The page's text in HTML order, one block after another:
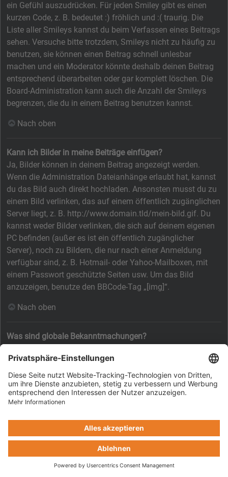
ein Gefühl auszudrücken. Für jeden Smiley gibt es einen
kurzen Code, z. B. bedeutet :) fröhlich und :( traurig. Die
Liste aller Smileys kannst du beim Verfassen eines Beitrags
sehen. Versuche bitte trotzdem, Smileys nicht zu häufig zu
benutzen, sie können einen Beitrag schnell unlesbar
machen und ein Moderator könnte deshalb deinen Beitrag
entsprechend überarbeiten oder gar komplett löschen. Die
Board-Administration kann auch die Anzahl der Smileys
begrenzen, die du in einem Beitrag benutzen kannst.
Nach oben
Kann ich Bilder in meine Beiträge einfügen?
Ja, Bilder können in deinem Beitrag angezeigt werden.
Wenn die Administration Dateianhänge erlaubt hat, kannst
du das Bild auch direkt hochladen. Ansonsten musst du zu
einem Bild verlinken, das auf einem öffentlich zugänglichen
Server liegt, z. B. http://www.domain.tld/mein-bild.gif. Du
kannst weder Bilder verlinken, die sich auf deinem eigenen
PC befinden (außer es ist ein öffentlich zugänglicher
Server), noch zu Bildern, die nur nach einer Anmeldung
verfügbar sind, z. B. Hotmail- oder Yahoo-Mailboxen, mit
einem Passwort geschützte Seiten usw. Um das Bild
anzuzeigen, benutze den BBCode-Tag „[img]“.
Nach oben
Was sind globale Bekanntmachungen?
Informationen, deshalb solltest du sie so bald wie möglich
lesen. Globale Bekanntmachungen erscheinen ganz oben in
jedem Forum und ebenfalls in deinem persönlichen Bereich.
Ob du eine globale Bekanntmachung schreiben kannst oder
vergebenen Berechtigungen ab.
Nach oben
Was sind Bekanntmachungen?